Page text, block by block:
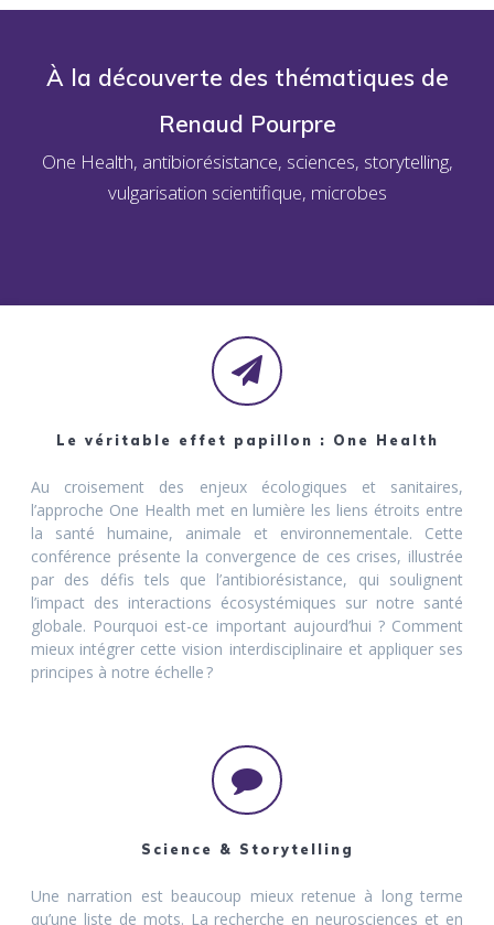
À la découverte des thématiques de
Renaud Pourpre
One Health, antibiorésistance, sciences, storytelling,
vulgarisation scientifique, microbes
Le véritable effet papillon : One Health
Au croisement des enjeux écologiques et sanitaires,
l’approche One Health met en lumière les liens étroits entre
la santé humaine, animale et environnementale. Cette
conférence présente la convergence de ces crises, illustrée
par des défis tels que l’antibiorésistance, qui soulignent
l’impact des interactions écosystémiques sur notre santé
globale. Pourquoi est-ce important aujourd’hui ? Comment
mieux intégrer cette vision interdisciplinaire et appliquer ses
principes à notre échelle ?
Science & Storytelling
Une narration est beaucoup mieux retenue à long terme
qu’une liste de mots. La recherche en neurosciences et en